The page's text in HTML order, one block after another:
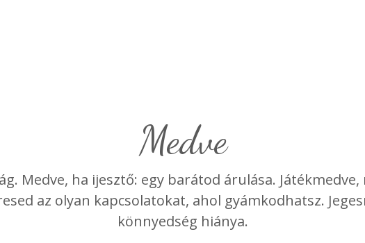
medve
Medve, ha ijesztő: egy barátod árulása.
az olyan kapcsolatokat, ahol gyámkodhatsz.
könnyedség hiánya.